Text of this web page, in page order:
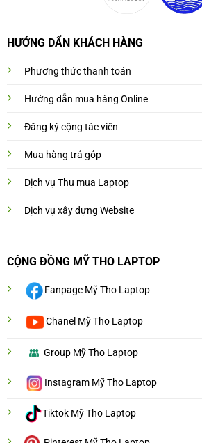
HƯỚNG DẨN KHÁCH HÀNG
Phương thức thanh toán
Hướng dẫn mua hàng Online
Đăng ký cộng tác viên
Mua hàng trả góp
Dịch vụ Thu mua Laptop
Dịch vụ xây dựng Website
CỘNG ĐỒNG MỸ THO LAPTOP
Fanpage Mỹ Tho Laptop
Chanel Mỹ Tho Laptop
Group Mỹ Tho Laptop
Instagram Mỹ Tho Laptop
Tiktok Mỹ Tho Laptop